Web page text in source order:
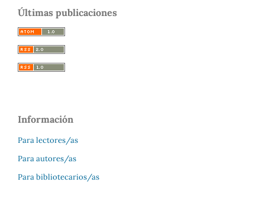
Últimas publicaciones
Información
Para lectores/as
Para autores/as
Para bibliotecarios/as